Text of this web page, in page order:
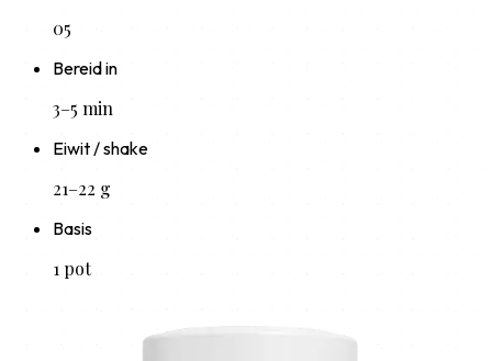
05
Bereid in
3–5 min
Eiwit / shake
21–22 g
Basis
1 pot